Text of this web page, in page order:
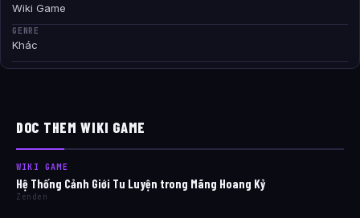
Wiki Game
GENRE
Khác
DOC THEM WIKI GAME
WIKI GAME
Hệ Thống Cảnh Giới Tu Luyện trong Mãng Hoang Kỷ
Zenden